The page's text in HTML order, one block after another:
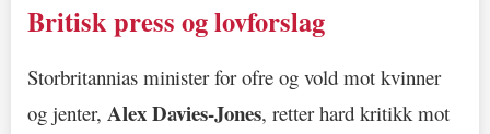
Britisk press og lovforslag
Storbritannias minister for ofre og vold mot kvinner
og jenter, Alex Davies-Jones, retter hard kritikk mot